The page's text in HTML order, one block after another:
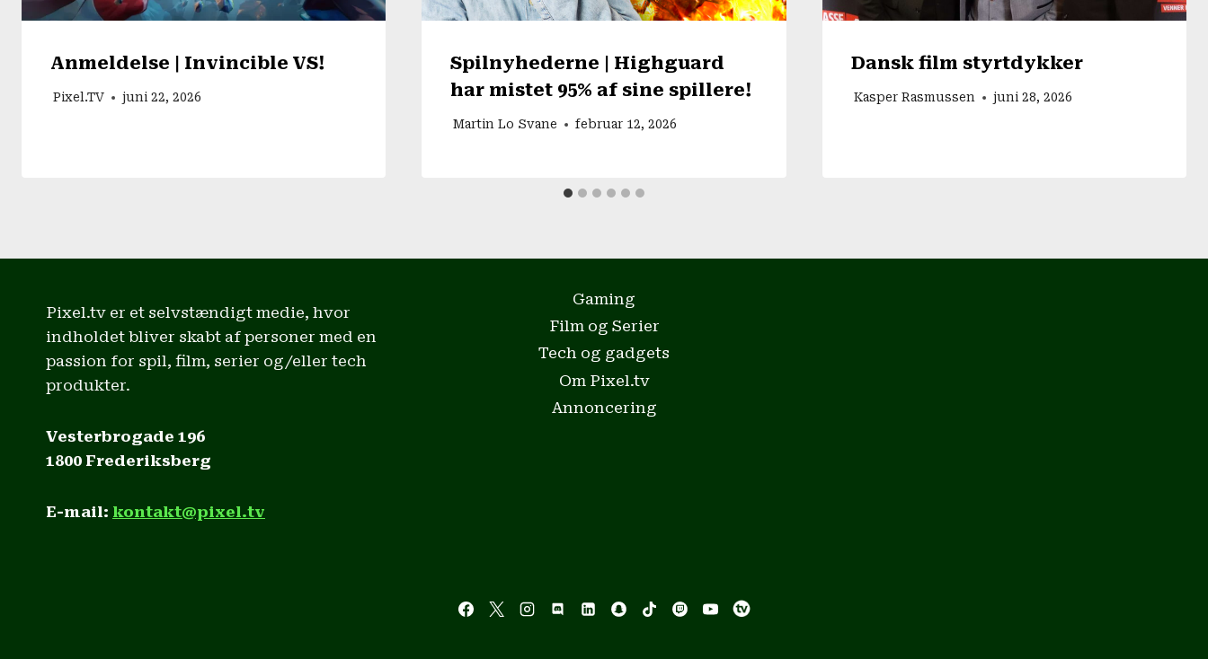
Anmeldelse | Invincible VS!
Pixel.TV juni 22, 2026
Spilnyhederne | Highguard
har mistet 95% af sine spillere!
Martin Lo Svane februar 12, 2026
Dansk film styrtdykker
Kasper Rasmussen juni 28, 2026
Pixel.tv er et selvstændigt medie, hvor
indholdet bliver skabt af personer med en
passion for spil, film, serier og/eller tech
produkter.
Vesterbrogade 196
1800 Frederiksberg
E-mail: kontakt@pixel.tv
Gaming
Film og Serier
Tech og gadgets
Om Pixel.tv
Annoncering